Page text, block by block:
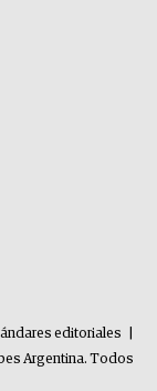
editoriales
Argentina. Todos